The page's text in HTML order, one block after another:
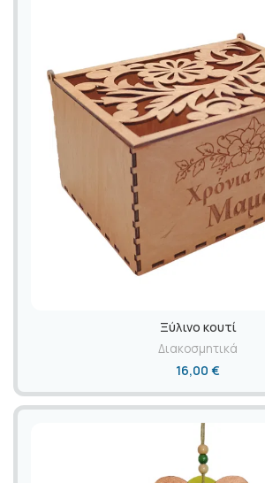
Ξύλινο κουτί
Διακοσμητικά
16,00 €